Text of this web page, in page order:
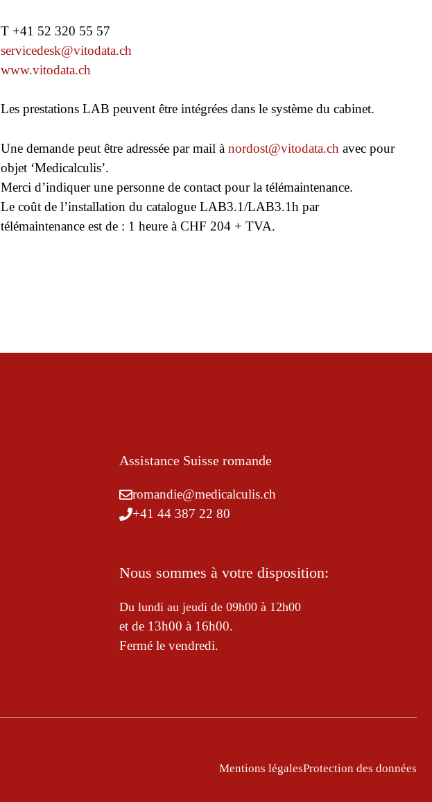
T +41 52 320 55 57
servicedesk@vitodata.ch
www.vitodata.ch
Les prestations LAB peuvent être intégrées dans le système du cabinet.
Une demande peut être adressée par mail à nordost@vitodata.ch avec pour
objet ‘Medicalculis’.
Merci d’indiquer une personne de contact pour la télémaintenance.
Le coût de l’installation du catalogue LAB3.1/LAB3.1h par
télémaintenance est de : 1 heure à CHF 204 + TVA.
Assistance Suisse romande
romandie@medicalculis.ch
+41 44 387 22 80
Nous sommes à votre disposition:
Du lundi au jeudi de 09h00 à 12h00
et de 13h00 à 16h00.
Fermé le vendredi.
Mentions légalesProtection des données